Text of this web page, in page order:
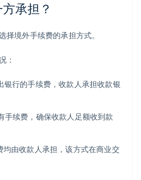
承担？
择境外手续费的承担方式。
：
银行的手续费，收款人承担收款银
手续费，确保收款人足额收到款
均由收款人承担，该方式在商业交